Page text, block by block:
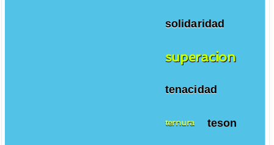
solidaridad
superacion
tenacidad
ternura teson